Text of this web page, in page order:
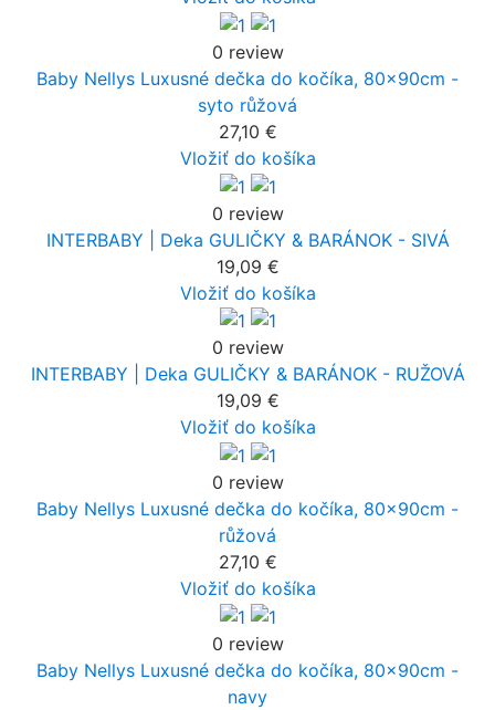
0 review
Baby Nellys Luxusné dečka do kočíka, 80x90cm -
syto růžová
27,10 €
Vložiť do košíka
0 review
INTERBABY | Deka GULIČKY & BARÁNOK - SIVÁ
19,09 €
Vložiť do košíka
0 review
INTERBABY | Deka GULIČKY & BARÁNOK - RUŽOVÁ
19,09 €
Vložiť do košíka
0 review
Baby Nellys Luxusné dečka do kočíka, 80x90cm -
růžová
27,10 €
Vložiť do košíka
0 review
Baby Nellys Luxusné dečka do kočíka, 80x90cm -
navy